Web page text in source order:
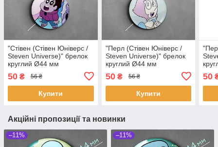
"Стівен (Стівен Юніверс /
Steven Universe)" брелок
круглий Ø44 мм
50 ₴ 56 ₴
Купити
"Перл (Стівен Юніверс /
Steven Universe)" брелок
круглий Ø44 мм
50₴ 56 ₴
Купити
50
Акційні пропозиції та новинки
–11% –11%